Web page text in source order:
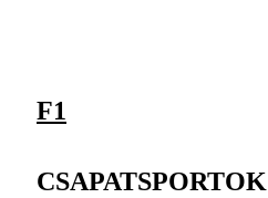
F1
CSAPATSPORTOK